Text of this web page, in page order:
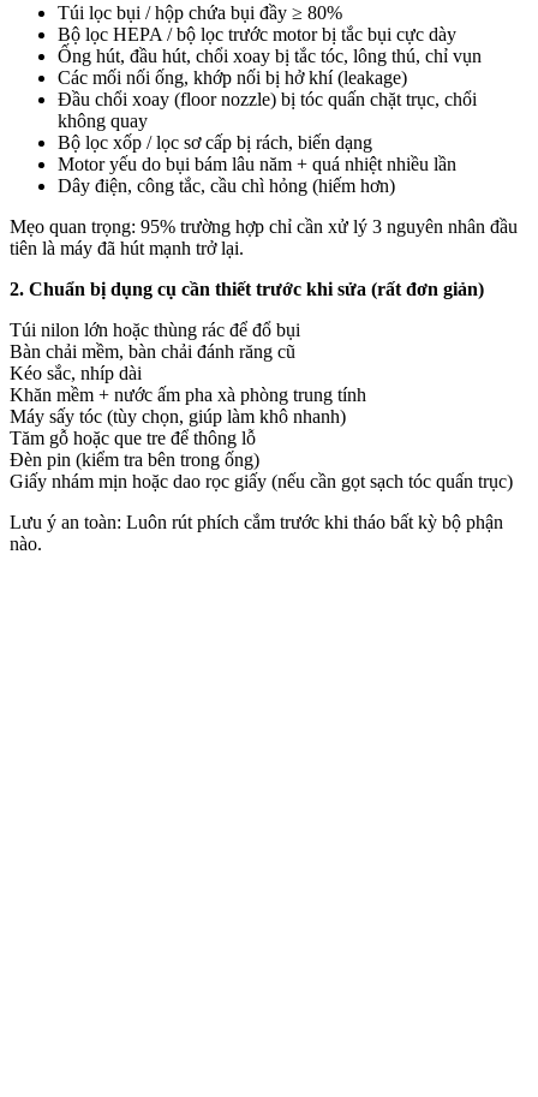
Túi lọc bụi / hộp chứa bụi đầy ≥ 80%
Bộ lọc HEPA / bộ lọc trước motor bị tắc bụi cực dày
Ống hút, đầu hút, chổi xoay bị tắc tóc, lông thú, chỉ vụn
Các mối nối ống, khớp nối bị hở khí (leakage)
Đầu chổi xoay (floor nozzle) bị tóc quấn chặt trục, chổi
không quay
Bộ lọc xốp / lọc sơ cấp bị rách, biến dạng
Motor yếu do bụi bám lâu năm + quá nhiệt nhiều lần
Dây điện, công tắc, cầu chì hỏng (hiếm hơn)
Mẹo quan trọng: 95% trường hợp chỉ cần xử lý 3 nguyên nhân đầu
tiên là máy đã hút mạnh trở lại.
2. Chuẩn bị dụng cụ cần thiết trước khi sửa (rất đơn giản)
Túi nilon lớn hoặc thùng rác để đổ bụi
Bàn chải mềm, bàn chải đánh răng cũ
Kéo sắc, nhíp dài
Khăn mềm + nước ấm pha xà phòng trung tính
Máy sấy tóc (tùy chọn, giúp làm khô nhanh)
Tăm gỗ hoặc que tre để thông lỗ
Đèn pin (kiểm tra bên trong ống)
Giấy nhám mịn hoặc dao rọc giấy (nếu cần gọt sạch tóc quấn trục)
Lưu ý an toàn: Luôn rút phích cắm trước khi tháo bất kỳ bộ phận
nào.